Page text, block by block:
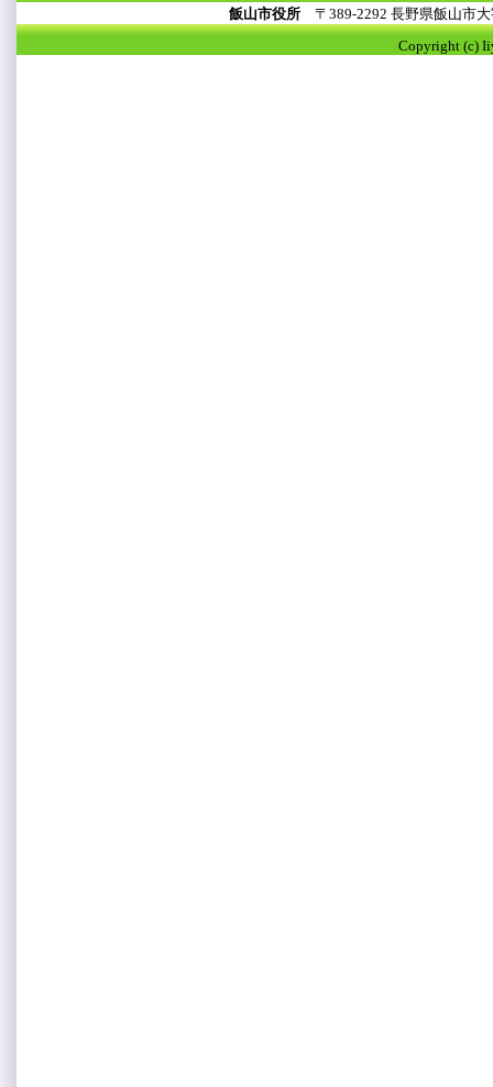
飯山市役所 〒389-2292 長野県飯山市
Copyright (c)